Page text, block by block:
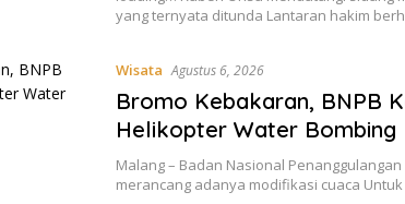
yang ternyata ditunda Lantaran hakim
Wisata Agustus 6, 2026
Bromo Kebakaran, BNPB
Helikopter Water Bombing
Malang – Badan Nasional Penanggulangan
merancang adanya modifikasi cuaca